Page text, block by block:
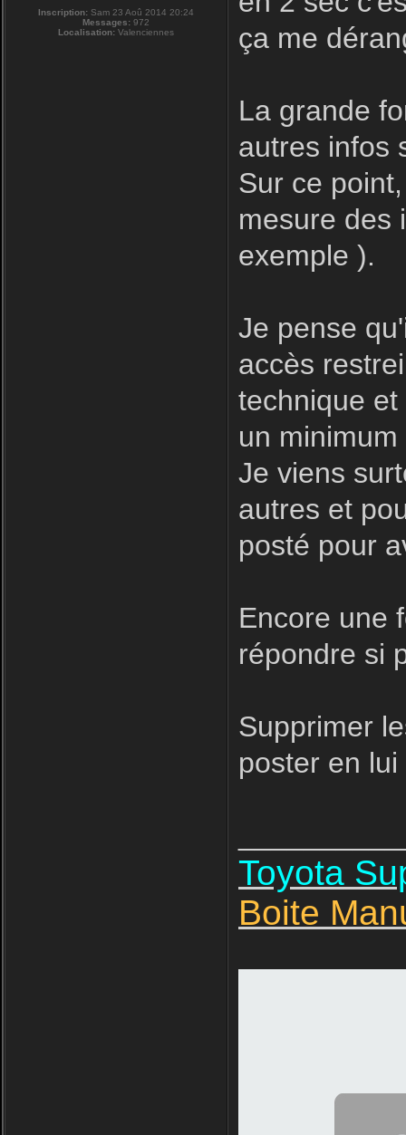
Inscription: Sam 23 Aoû 2014 20:24
Messages: 972
Localisation: Valenciennes
ça me
La grande
autres infos
Sur ce
mesure des
exemple ).
Je pense
accès
technique
un
Je viens
autres et
posté pour
Encore une
répondre si
Supprimer
poster en
Toyota
Boite